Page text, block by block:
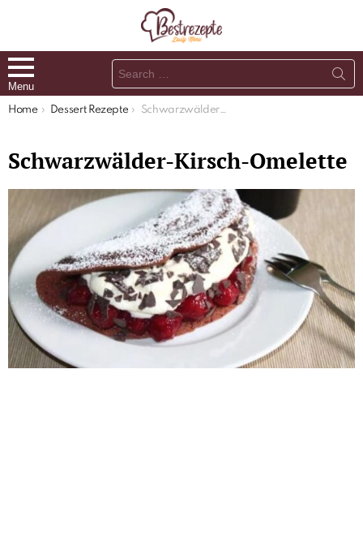
Menu
Search
for:
You are here:
Home Dessert Rezepte Schwarzwälder-Kirsch-Omelette
Schwarzwälder-Kirsch-Omelette